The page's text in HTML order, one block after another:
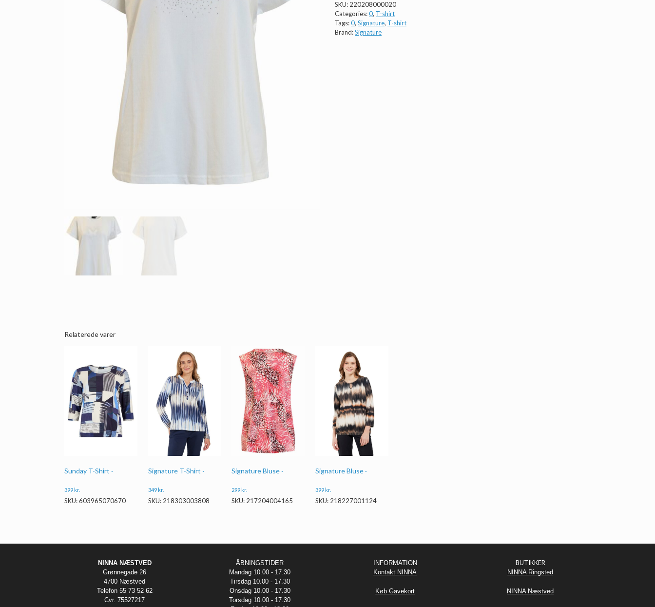
SKU: 220208000020
Categories:0, T-shirt
Tags:0, Signature, T-shirt
Brand:Signature
Relaterede varer
Sunday T-Shirt ·
399kr.
SKU: 603965070670
Signature T-Shirt ·
349kr.
SKU: 218303003808
Signature Bluse ·
299kr.
SKU: 217204004165
Signature Bluse ·
399kr.
SKU: 218227001124
NINNA NÆSTVED
Grønnegade 26
4700 Næstved
Telefon 55 73 52 62
Cvr. 75527217
ÅBNINGSTIDER
Mandag 10.00 - 17.30
Tirsdag 10.00 - 17.30
Onsdag 10.00 - 17.30
Torsdag 10.00 - 17.30
INFORMATION
Kontakt NINNA
Køb Gavekort
BUTIKKER
NINNA Ringsted
NINNA Næstved